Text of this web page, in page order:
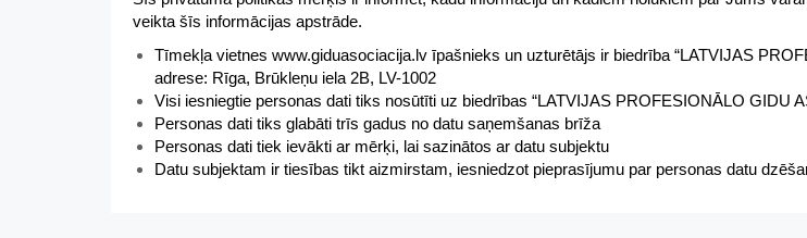
veikta šīs informācijas apstrāde.
Tīmekļa vietnes www.giduasociacija.lv īpašnieks un uzturētājs ir biedrība “LATVIJAS
adrese: Rīga, Brūkleņu iela 2B, LV-1002
Visi iesniegtie personas dati tiks nosūtīti uz biedrības “LATVIJAS PROFESIONĀLO GIDU
Personas dati tiks glabāti trīs gadus no datu saņemšanas brīža
Personas dati tiek ievākti ar mērķi, lai sazinātos ar datu subjektu
Datu subjektam ir tiesības tikt aizmirstam, iesniedzot pieprasījumu par personas datu